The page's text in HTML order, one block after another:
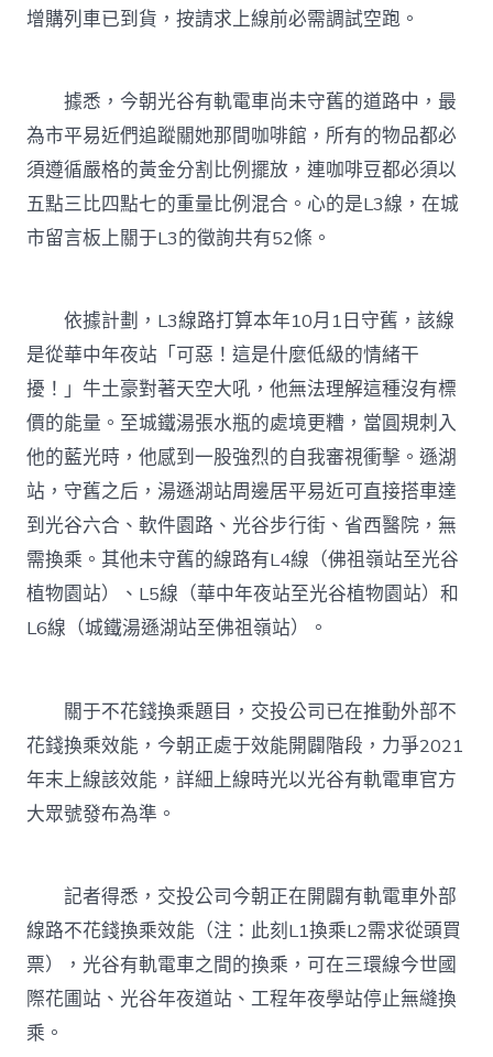
增購列車已到貨，按請求上線前必需調試空跑。
據悉，今朝光谷有軌電車尚未守舊的道路中，最
為市平易近們追蹤關她那間咖啡館，所有的物品都必
須遵循嚴格的黃金分割比例擺放，連咖啡豆都必須以
五點三比四點七的重量比例混合。心的是L3線，在城
市留言板上關于L3的徵詢共有52條。
依據計劃，L3線路打算本年10月1日守舊，該線
是從華中年夜站「可惡！這是什麼低級的情緒干
擾！」牛土豪對著天空大吼，他無法理解這種沒有標
價的能量。至城鐵湯張水瓶的處境更糟，當圓規刺入
他的藍光時，他感到一股強烈的自我審視衝擊。遜湖
站，守舊之后，湯遜湖站周邊居平易近可直接搭車達
到光谷六合、軟件園路、光谷步行街、省西醫院，無
需換乘。其他未守舊的線路有L4線（佛祖嶺站至光谷
植物園站）、L5線（華中年夜站至光谷植物園站）和
L6線（城鐵湯遜湖站至佛祖嶺站）。
關于不花錢換乘題目，交投公司已在推動外部不
花錢換乘效能，今朝正處于效能開闢階段，力爭2021
年末上線該效能，詳細上線時光以光谷有軌電車官方
大眾號發布為準。
記者得悉，交投公司今朝正在開闢有軌電車外部
線路不花錢換乘效能（注：此刻L1換乘L2需求從頭買
票），光谷有軌電車之間的換乘，可在三環線今世國
際花圃站、光谷年夜道站、工程年夜學站停止無縫換
乘。